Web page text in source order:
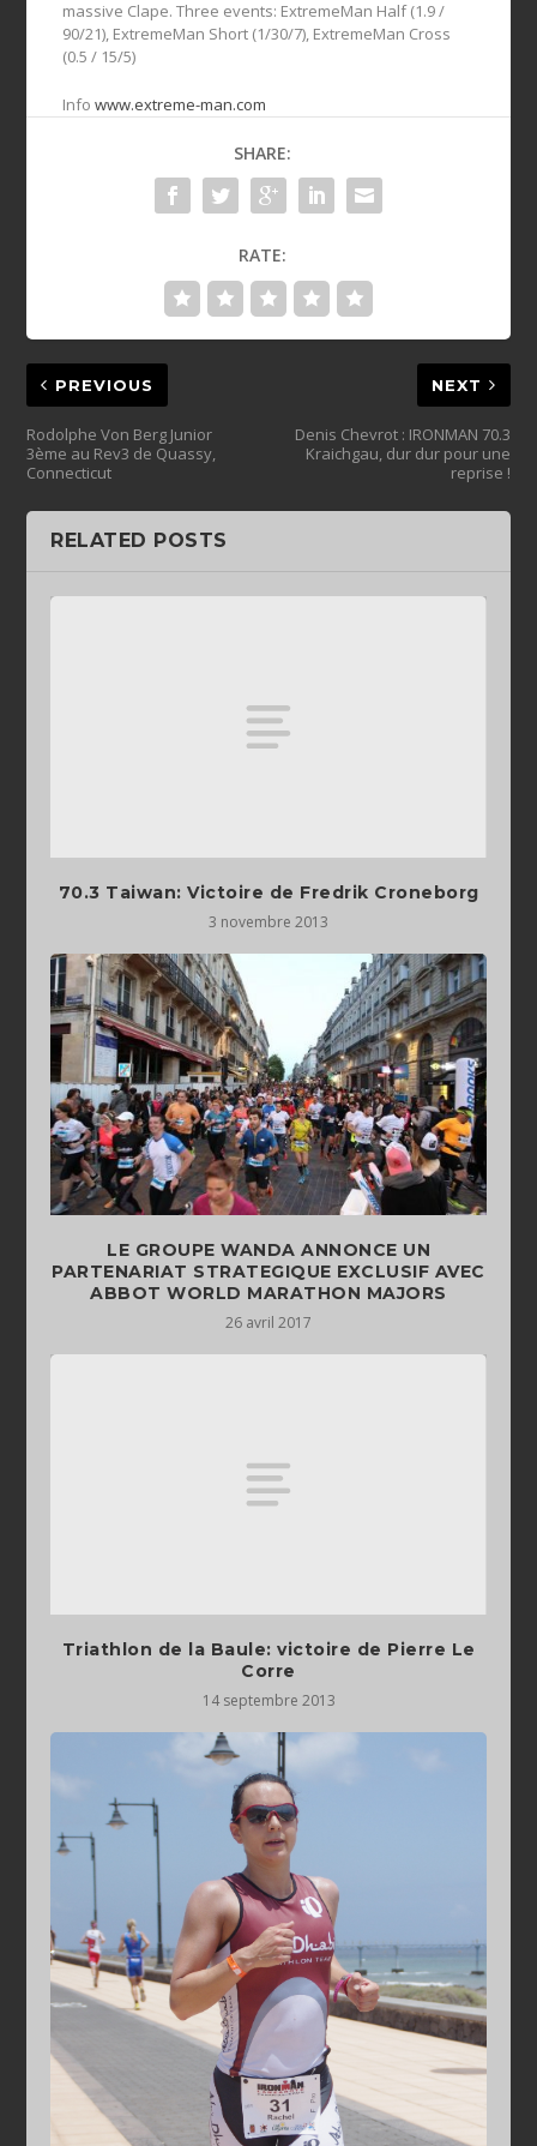
massive Clape. Three events: ExtremeMan Half (1.9 /
90/21), ExtremeMan Short (1/30/7), ExtremeMan Cross
(0.5 / 15/5)
Infowww.extreme-man.com
SHARE:
RATE:
PREVIOUS
Rodolphe Von Berg Junior
3ème au Rev3 de Quassy,
Connecticut
NEXT
Denis Chevrot : IRONMAN 70.3
Kraichgau, dur dur pour une
reprise !
RELATED POSTS
70.3 Taiwan: Victoire de Fredrik Croneborg
3 novembre 2013
LE GROUPE WANDA ANNONCE UN
PARTENARIAT STRATEGIQUE EXCLUSIF AVEC
ABBOT WORLD MARATHON MAJORS
26 avril 2017
Triathlon de la Baule: victoire de Pierre Le
Corre
14 septembre 2013